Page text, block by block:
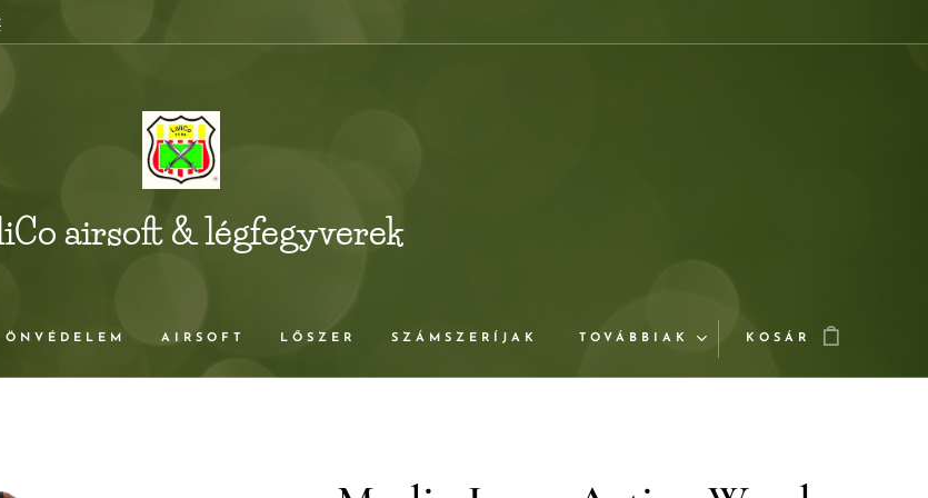
airsoft & légfegyverek
AIRSOFT LŐSZER SZÁMSZERÍJAK TOVÁBBIAK KOSÁR